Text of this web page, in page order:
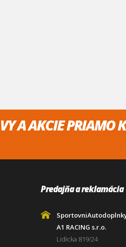
A AKCIE PRIAMO K
Predajňa a reklamácia
A1 RACING s.r.o.
Lidicka 819/24